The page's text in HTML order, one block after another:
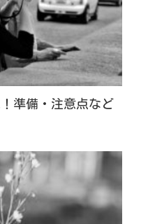
準備・注意点など